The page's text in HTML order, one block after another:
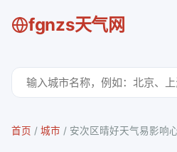
fgnzs天气网
首页 / 城市 / 安次区晴好天气易影响